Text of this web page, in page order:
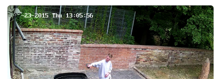
Sex a vztahy
Videa
Sledujte prima+